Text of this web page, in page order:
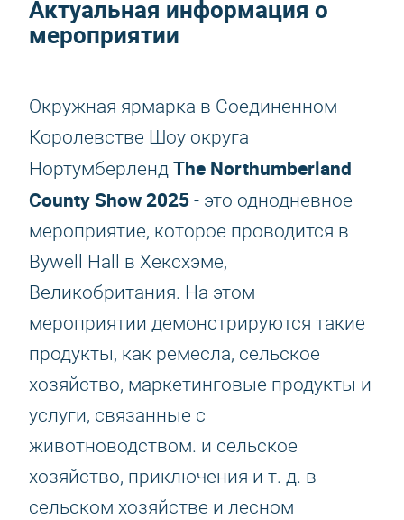
Актуальная информация о
мероприятии
Окружная ярмарка в Соединенном
Королевстве Шоу округа
Нортумберленд The Northumberland
County Show 2025 - это однодневное
мероприятие, которое проводится в
Bywell Hall в Хексхэме,
Великобритания. На этом
мероприятии демонстрируются такие
продукты, как ремесла, сельское
хозяйство, маркетинговые продукты и
услуги, связанные с
животноводством. и сельское
хозяйство, приключения и т. д. в
сельском хозяйстве и лесном